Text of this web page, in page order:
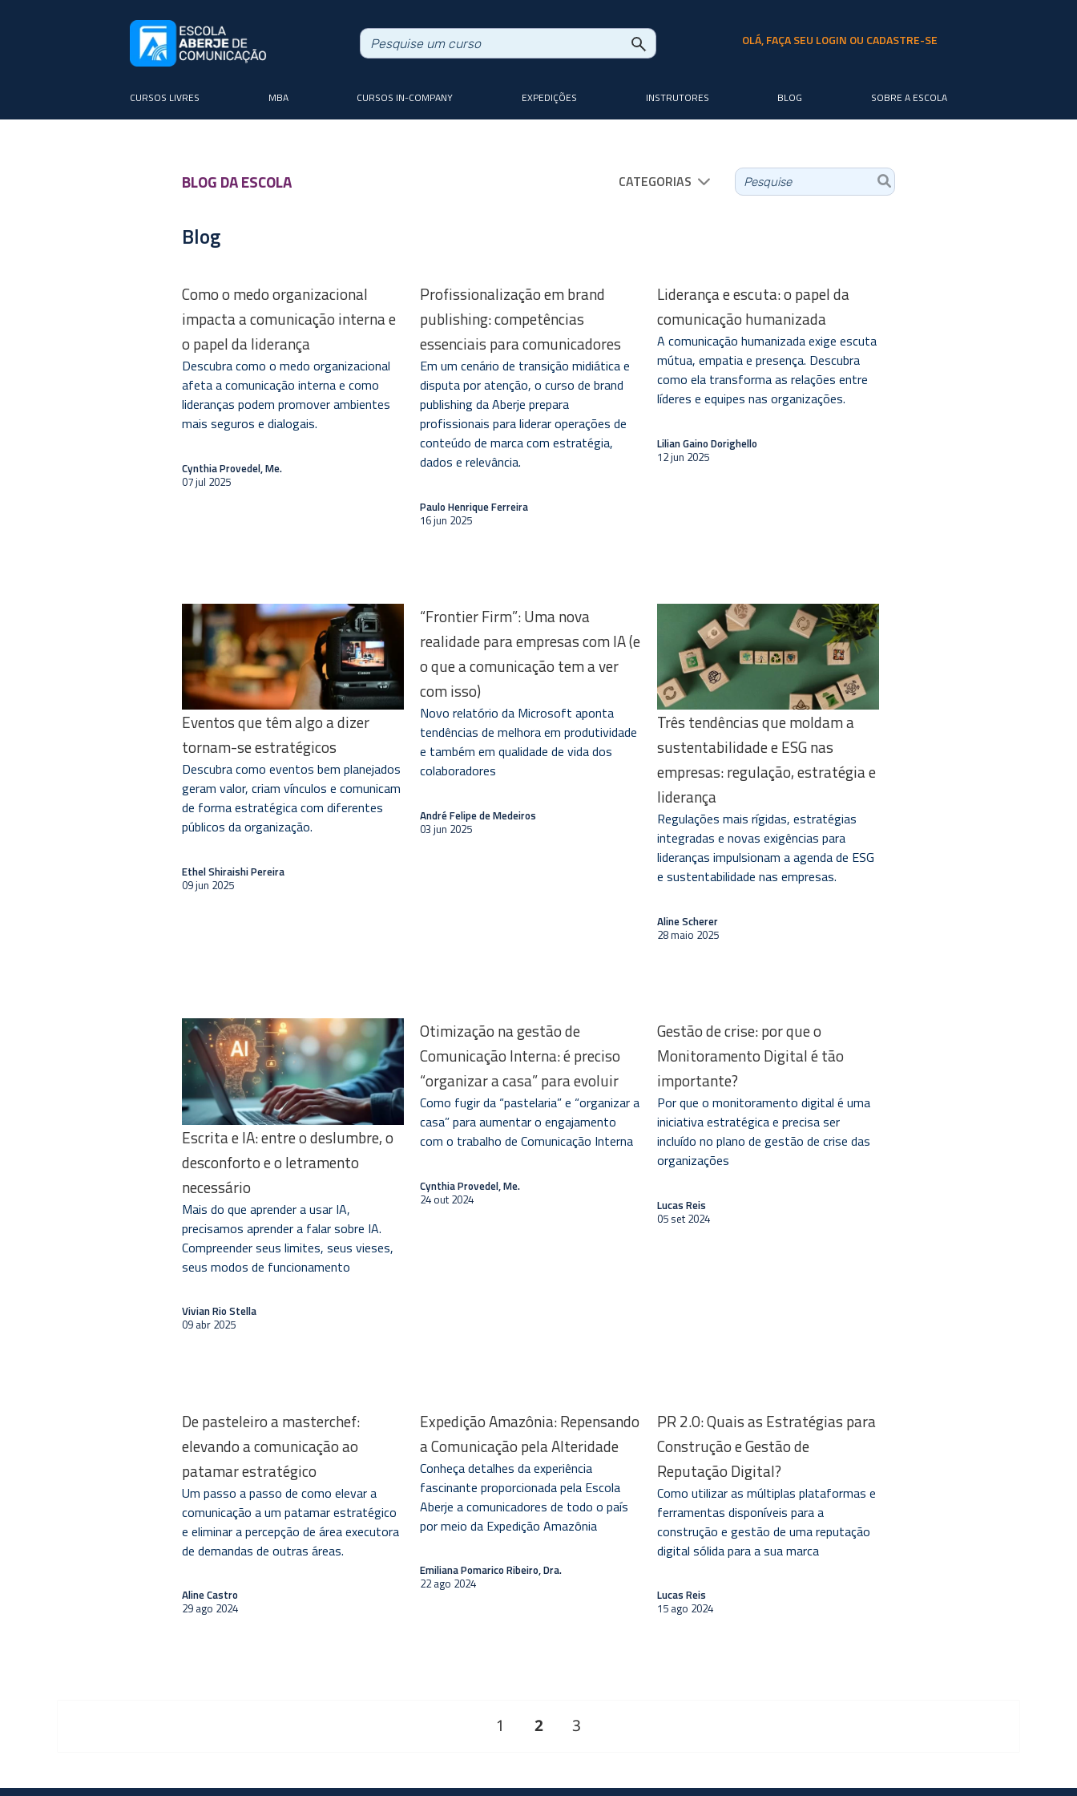
OLÁ, FAÇA SEU LOGIN OU CADASTRE-SE
CURSOS LIVRES MBA CURSOS IN-COMPANY EXPEDIÇÕES INSTRUTORES BLOG SOBRE A ESCOLA
BLOG DA ESCOLA CATEGORIAS
Blog
Como o medo organizacional
impacta a comunicação interna e
o papel da liderança
Descubra como o medo organizacional
afeta a comunicação interna e como
lideranças podem promover ambientes
mais seguros e dialogais.
Cynthia Provedel, Me.
07 jul 2025
Profissionalização em brand
publishing: competências
essenciais para comunicadores
Em um cenário de transição midiática e
disputa por atenção, o curso de brand
publishing da Aberje prepara
profissionais para liderar operações de
conteúdo de marca com estratégia,
dados e relevância.
Paulo Henrique Ferreira
16 jun 2025
Liderança e escuta: o papel da
comunicação humanizada
A comunicação humanizada exige escuta
mútua, empatia e presença. Descubra
como ela transforma as relações entre
líderes e equipes nas organizações.
Lilian Gaino Dorighello
12 jun 2025
Eventos que têm algo a dizer
tornam-se estratégicos
Descubra como eventos bem planejados
geram valor, criam vínculos e comunicam
de forma estratégica com diferentes
públicos da organização.
Ethel Shiraishi Pereira
09 jun 2025
“Frontier Firm”: Uma nova
realidade para empresas com IA (e
o que a comunicação tem a ver
com isso)
Novo relatório da Microsoft aponta
tendências de melhora em produtividade
e também em qualidade de vida dos
colaboradores
André Felipe de Medeiros
03 jun 2025
Três tendências que moldam a
sustentabilidade e ESG nas
empresas: regulação, estratégia e
liderança
Regulações mais rígidas, estratégias
integradas e novas exigências para
lideranças impulsionam a agenda de ESG
e sustentabilidade nas empresas.
Aline Scherer
28 maio 2025
Escrita e IA: entre o deslumbre, o
desconforto e o letramento
necessário
Mais do que aprender a usar IA,
precisamos aprender a falar sobre IA.
Compreender seus limites, seus vieses,
seus modos de funcionamento
Vivian Rio Stella
09 abr 2025
Otimização na gestão de
Comunicação Interna: é preciso
“organizar a casa” para evoluir
Como fugir da “pastelaria” e “organizar a
casa” para aumentar o engajamento
com o trabalho de Comunicação Interna
Cynthia Provedel, Me.
24 out 2024
Gestão de crise: por que o
Monitoramento Digital é tão
importante?
Por que o monitoramento digital é uma
iniciativa estratégica e precisa ser
incluído no plano de gestão de crise das
organizações
Lucas Reis
05 set 2024
De pasteleiro a masterchef:
elevando a comunicação ao
patamar estratégico
Um passo a passo de como elevar a
comunicação a um patamar estratégico
e eliminar a percepção de área executora
de demandas de outras áreas.
Aline Castro
29 ago 2024
Expedição Amazônia: Repensando
a Comunicação pela Alteridade
Conheça detalhes da experiência
fascinante proporcionada pela Escola
Aberje a comunicadores de todo o país
por meio da Expedição Amazônia
Emiliana Pomarico Ribeiro, Dra.
22 ago 2024
PR 2.0: Quais as Estratégias para
Construção e Gestão de
Reputação Digital?
Como utilizar as múltiplas plataformas e
ferramentas disponíveis para a
construção e gestão de uma reputação
digital sólida para a sua marca
Lucas Reis
15 ago 2024
Página
1 PÁGINA
2 Página
3